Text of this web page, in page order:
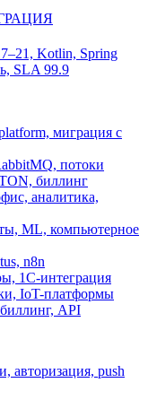
Kotlin, Spring
SLA 99.9
миграция с
потоки
биллинг
аналитика,
ML, компьютерное
n8n
1С-интеграция
IoT-платформы
API
авторизация, push